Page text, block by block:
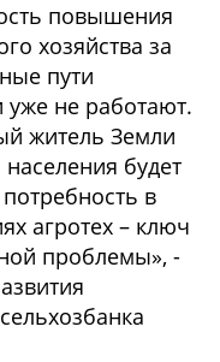
повышения
хозяйства за
пути
уже не работают.
житель Земли
будет
в
агротех – ключ
проблемы», -